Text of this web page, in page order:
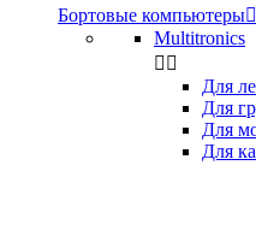
Бортовые компьютеры
Multitronics
 
Для
Для
Для
Для